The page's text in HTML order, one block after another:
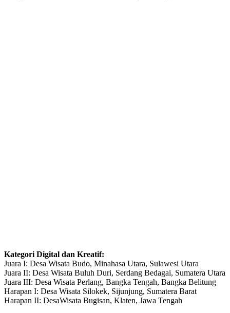
Kategori Digital dan Kreatif:
Juara I: Desa Wisata Budo, Minahasa Utara, Sulawesi Utara
Juara II: Desa Wisata Buluh Duri, Serdang Bedagai, Sumatera Utara
Juara III: Desa Wisata Perlang, Bangka Tengah, Bangka Belitung
Harapan I: Desa Wisata Silokek, Sijunjung, Sumatera Barat
Harapan II: DesaWisata Bugisan, Klaten, Jawa Tengah